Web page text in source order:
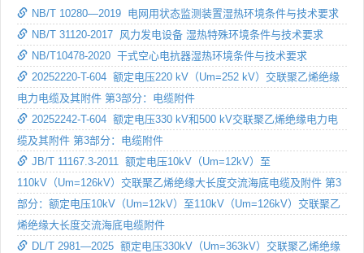
NB/T 10280—2019 电网用状态监测装置湿热环境条件与技术要求
NB/T 31120-2017 风力发电设备 湿热特殊环境条件与技术要求
NB/T10478-2020 干式空心电抗器湿热环境条件与技术要求
20252220-T-604 额定电压220 kV（Um=252 kV）交联聚乙烯绝缘
电力电缆及其附件 第3部分：电缆附件
20252242-T-604 额定电压330 kV和500 kV交联聚乙烯绝缘电力电
缆及其附件 第3部分：电缆附件
JB/T 11167.3-2011 额定电压10kV（Um=12kV）至
110kV（Um=126kV）交联聚乙烯绝缘大长度交流海底电缆及附件 第3
部分：额定电压10kV（Um=12kV）至110kV（Um=126kV）交联聚乙
烯绝缘大长度交流海底电缆附件
DL/T 2981—2025 额定电压330kV（Um=363kV）交联聚乙烯绝缘